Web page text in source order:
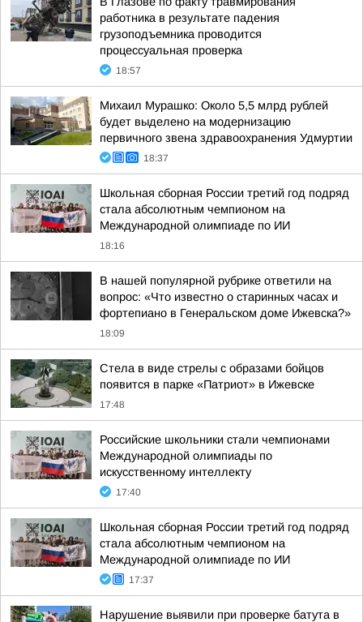
работника в результате падения
грузоподъемника проводится
процессуальная проверка
18:57
Михаил Мурашко: Около 5,5 млрд рублей
будет выделено на модернизацию
первичного звена здравоохранения Удмуртии
18:37
Школьная сборная России третий год подряд
стала абсолютным чемпионом на
Международной олимпиаде по ИИ
18:16
В нашей популярной рубрике ответили на
вопрос: «Что известно о старинных часах и
фортепиано в Генеральском доме Ижевска?»
18:09
Стела в виде стрелы с образами бойцов
появится в парке «Патриот» в Ижевске
17:48
Российские школьники стали чемпионами
Международной олимпиады по
искусственному интеллекту
17:40
Школьная сборная России третий год подряд
стала абсолютным чемпионом на
Международной олимпиаде по ИИ
17:37
Нарушение выявили при проверке батута в